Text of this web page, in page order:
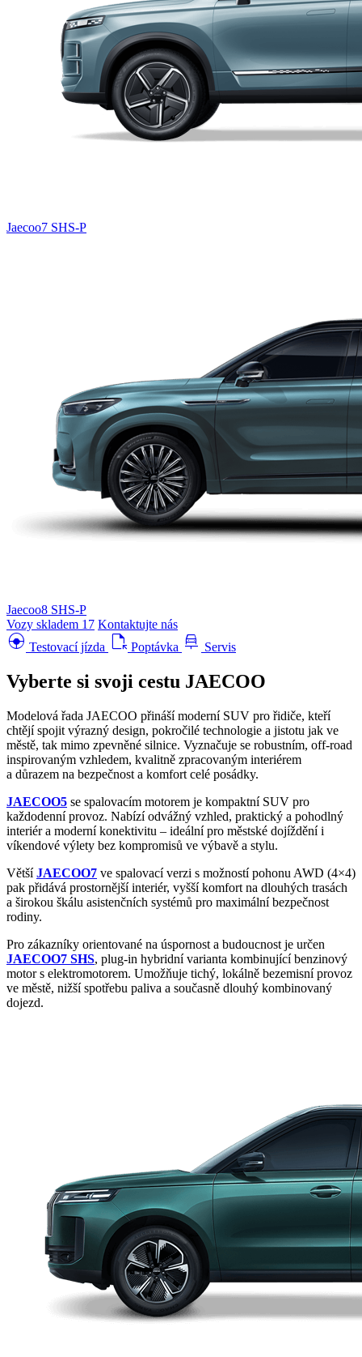
Jaecoo7 SHS-P
Jaecoo8 SHS-P
Vozy skladem 17 Kontaktujte nás
search_hands_free Testovací jízda file_open Poptávka car_repair Servis
Vyberte si svoji cestu JAECOO
Modelová řada JAECOO přináší moderní SUV pro řidiče, kteří
chtějí spojit výrazný design, pokročilé technologie a jistotu jak ve
městě, tak mimo zpevněné silnice. Vyznačuje se robustním, off-road
inspirovaným vzhledem, kvalitně zpracovaným interiérem
a důrazem na bezpečnost a komfort celé posádky.
JAECOO5 se spalovacím motorem je kompaktní SUV pro
každodenní provoz. Nabízí odvážný vzhled, praktický a pohodlný
interiér a moderní konektivitu – ideální pro městské dojíždění i
víkendové výlety bez kompromisů ve výbavě a stylu.
VětšíJAECOO7 ve spalovací verzi s možností pohonu AWD (4×4)
pak přidává prostornější interiér, vyšší komfort na dlouhých trasách
a širokou škálu asistenčních systémů pro maximální bezpečnost
rodiny.
Pro zákazníky orientované na úspornost a budoucnost je určen
JAECOO7 SHS, plug-in hybridní varianta kombinující benzinový
motor s elektromotorem. Umožňuje tichý, lokálně bezemisní provoz
ve městě, nižší spotřebu paliva a současně dlouhý kombinovaný
dojezd.